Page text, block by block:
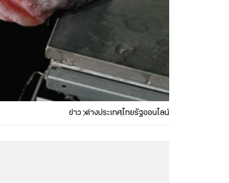
ข่าว ต่างประเทศไทยรัฐออนไลน์